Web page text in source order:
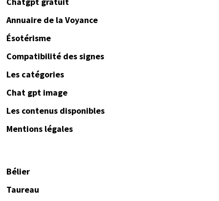
Annuaire de la Voyance
Ésotérisme
Compatibilité des signes
Les catégories
Chat gpt image
Les contenus disponibles
Mentions légales
Bélier
Taureau